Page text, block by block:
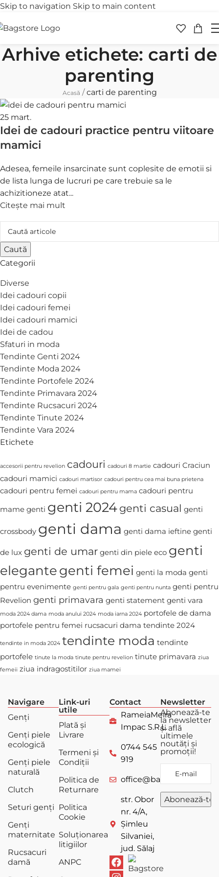
Skip to navigation Skip to main content
Transport gratuit
Arhive etichete: carti de
parenting
Acasă /carti de parenting
25 mart.
Idei de cadouri practice pentru viitoare
mamici
Adesea, femeile insarcinate sunt coplesite de emotii si
de lista lunga de lucruri pe care trebuie sa le
achizitioneze atat...
Citește mai mult
Caută
Categorii
Diverse
Idei cadouri copii
Idei cadouri femei
Idei cadouri mamici
Idei de cadou
Sfaturi in moda
Tendinte Genti 2024
Tendinte Moda 2024
Tendinte Portofele 2024
Tendinte Primavara 2024
Tendinte Rucsacuri 2024
Tendinte Tinute 2024
Tendinte Vara 2024
Etichete
accesorii pentru revelion cadouri cadouri 8 martie cadouri Craciun
cadouri mamici cadouri martisor cadouri pentru cea mai buna prietena
cadouri pentru femei cadouri pentru mama cadouri pentru
mame genti genti 2024 genti casual genti
crossbody genti dama genti dama ieftine genti
de lux genti de umar genti din piele eco genti
elegantegenti femei genti la moda genti
pentru evenimente genti pentru gala genti pentru nunta genti pentru
Revelion genti primavara genti statement genti vara
moda 2024 dama moda anului 2024 moda iarna 2024 portofele de dama
portofele pentru femei rucsacuri dama tendinte 2024
tendinte in moda 2024 tendinte moda tendinte
portofele tinute la moda tinute pentru revelion tinute primavara ziua
femeii ziua indragostitilor ziua mamei
Navigare
Genți
Genți piele
ecologică
Genți piele
naturală
Clutch
Seturi genți
Genți
maternitate
Rucsacuri
damă
Link-uri
utile
Plată și
Livrare
Termeni și
Condiții
Politica de
Returnare
Politica
Cookie
Soluționarea
litigiilor
ANPC
Contact
RameiaMeira
Impac S.R.L.
0744 545
919
office@bagstore.ro
str. Obor
nr. 4/A,
Șimleu
Silvaniei,
jud. Sălaj
Newsletter
Abonează-te
la newsletter
și află
ultimele
noutăți și
promoții!